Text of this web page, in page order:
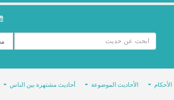
الأحكام الأحاديث الموضوعة أحاديث مشتهرة بين الناس